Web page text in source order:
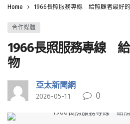
Home 1966長照服務專線 給照顧者最好
合作媒體
1966長照服務專線
物
亞太新聞網
2026-05-11 0